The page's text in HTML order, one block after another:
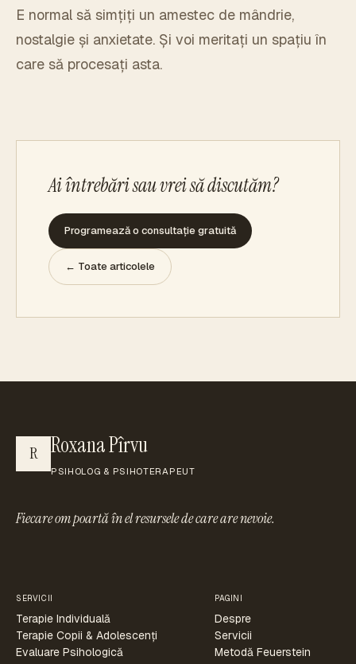
E normal să simțiți un amestec de mândrie,
nostalgie și anxietate. Și voi meritați un spațiu în
care să procesați asta.
Ai întrebări sau vrei să discutăm?
Programează o consultație gratuită
← Toate articolele
R Roxana Pîrvu
PSIHOLOG & PSIHOTERAPEUT
Fiecare om poartă în el resursele de care are nevoie.
SERVICII
Terapie Individuală
Terapie Copii & Adolescenți
Evaluare Psihologică
PAGINI
Despre
Servicii
Metodă Feuerstein